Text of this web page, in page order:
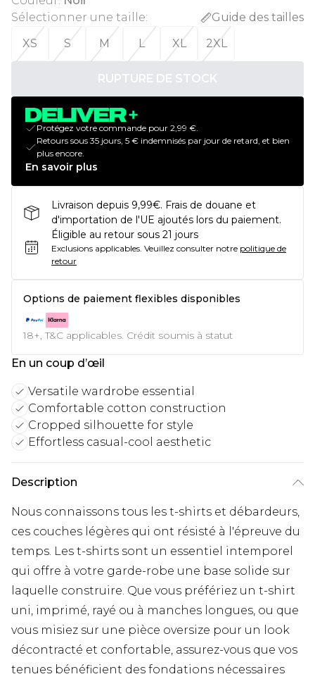
Sélectionner une taille:
Guide des tailles
XS
S M L XL 2XL
RUPTURE DE STOCK
Protégez votre commande pour 2,99 €.
Retours sous 35 jours, 5 € indemnisés par jour de retard, et bien
plus encore.
En savoir plus
Livraison depuis 9,99€. Frais de douane et
d'importation de l'UE ajoutés lors du paiement.
Éligible au retour sous 21 jours
Exclusions applicables. Veuillez consulter notre politique de
retour
Options de paiement flexibles disponibles
18+, T&C applicables. Crédit soumis à statut
En un coup d’œil
Versatile wardrobe essential
Comfortable cotton construction
Cropped silhouette for style
Effortless casual-cool aesthetic
Description
Nous connaissons tous les t-shirts et débardeurs,
ces couches légères qui ont résisté à l'épreuve du
temps. Les t-shirts sont un essentiel intemporel
qui offre à votre garde-robe une base solide sur
laquelle construire. Que vous préfériez un t-shirt
uni, imprimé, rayé ou à manches longues, ou que
vous misiez sur une pièce oversize pour un look
décontracté et confortable, assurez-vous que vos
tenues bénéficient des fondations nécessaires